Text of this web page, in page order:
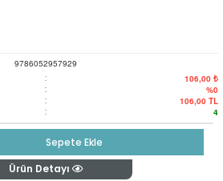
9786052957929
: 106,00 ₺
: %0
: 106,00 TL
: 4
Sepete Ekle
Ürün Detayı